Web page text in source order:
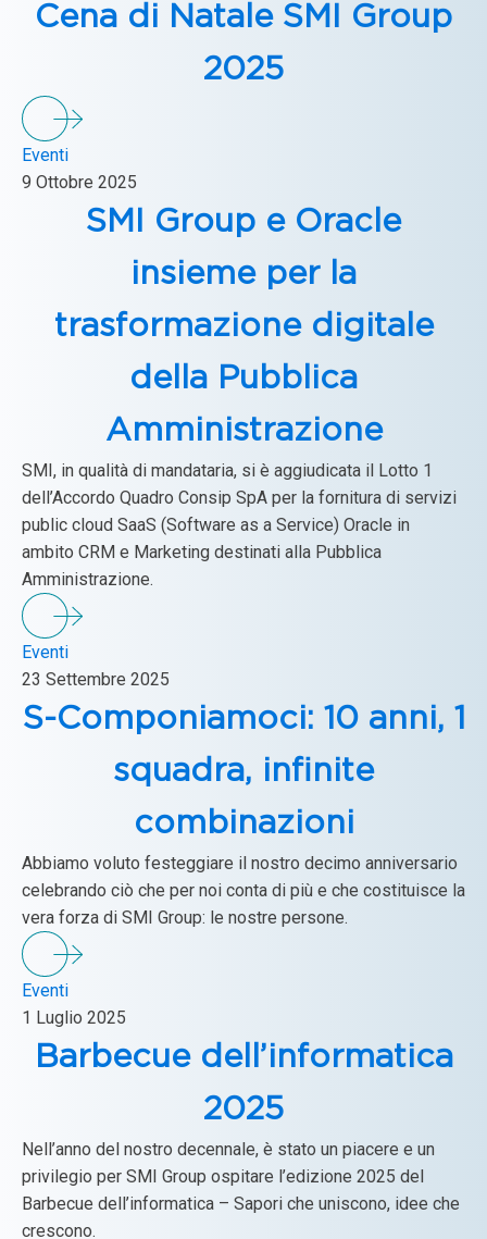
Cena di Natale SMI Group
2025
Eventi
9 Ottobre 2025
SMI Group e Oracle
insieme per la
trasformazione digitale
della Pubblica
Amministrazione
SMI, in qualità di mandataria, si è aggiudicata il Lotto 1
dell’Accordo Quadro Consip SpA per la fornitura di servizi
public cloud SaaS (Software as a Service) Oracle in
ambito CRM e Marketing destinati alla Pubblica
Amministrazione.
Eventi
23 Settembre 2025
S-Componiamoci: 10 anni, 1
squadra, infinite
combinazioni
Abbiamo voluto festeggiare il nostro decimo anniversario
celebrando ciò che per noi conta di più e che costituisce la
vera forza di SMI Group: le nostre persone.
Eventi
1 Luglio 2025
Barbecue dell’informatica
2025
Nell’anno del nostro decennale, è stato un piacere e un
privilegio per SMI Group ospitare l’edizione 2025 del
Barbecue dell’informatica – Sapori che uniscono, idee che
crescono.